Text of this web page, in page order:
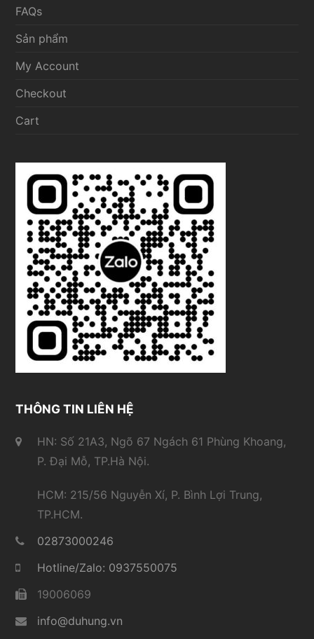
FAQs
Sản phẩm
My Account
Checkout
Cart
THÔNG TIN LIÊN HỆ
HN: Số 21A3, Ngõ 67 Ngách 61 Phùng Khoang,
P. Đại Mỗ, TP.Hà Nội.
HCM: 215/56 Nguyễn Xí, P. Bình Lợi Trung,
TP.HCM.
02873000246
Hotline/Zalo: 0937550075
19006069
info@duhung.vn